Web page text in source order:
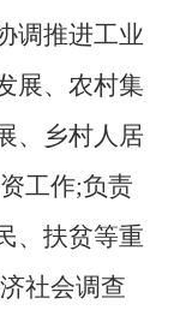
调推进工业
展、农村集
、乡村人居
工作;负责
、扶贫等重
社会调查